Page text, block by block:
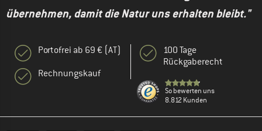
übernehmen, damit die Natur uns erhalten bleibt."
Portofrei ab 69 € (AT)
Rechnungskauf
100 Tage
Rückgaberecht
So bewerten uns
8.812 Kunden